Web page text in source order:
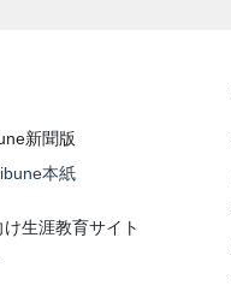
新聞版
本紙
生涯教育サイト